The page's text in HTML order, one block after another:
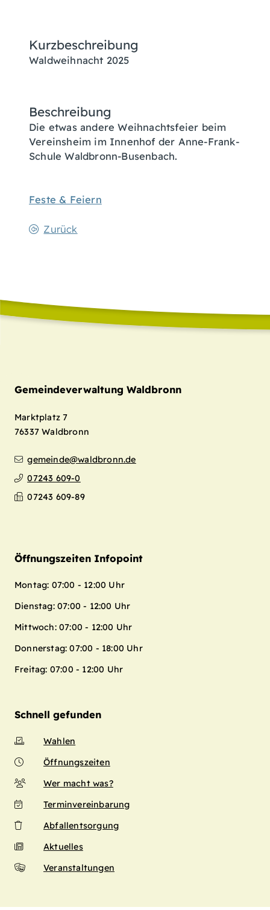
Kurzbeschreibung
Waldweihnacht 2025
Beschreibung
Die etwas andere Weihnachtsfeier beim
Vereinsheim im Innenhof der Anne-Frank-
Schule Waldbronn-Busenbach.
Feste & Feiern
Zurück
Gemeindeverwaltung Waldbronn
Marktplatz 7
76337 Waldbronn
gemeinde@waldbronn.de
07243 609-0
07243 609-89
Öffnungszeiten Infopoint
Montag: 07:00 - 12:00 Uhr
Dienstag: 07:00 - 12:00 Uhr
Mittwoch: 07:00 - 12:00 Uhr
Donnerstag: 07:00 - 18:00 Uhr
Freitag: 07:00 - 12:00 Uhr
Schnell gefunden
Wahlen
Öffnungszeiten
Wer macht was?
Terminvereinbarung
Abfallentsorgung
Aktuelles
Veranstaltungen